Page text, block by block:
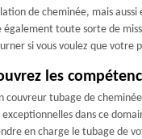
de cheminée, mais
toute sorte de
si vous voulez que votre
les
tubage de
dans ce
en charge le tubage